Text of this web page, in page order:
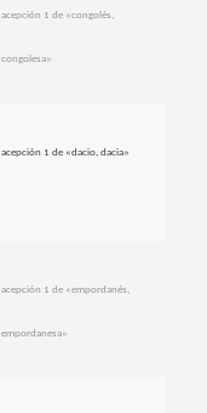
acepción 1 de «congolés,
congolesa»
acepción 1 de «dacio, dacia»
acepción 1 de «empordanés,
empordanesa»